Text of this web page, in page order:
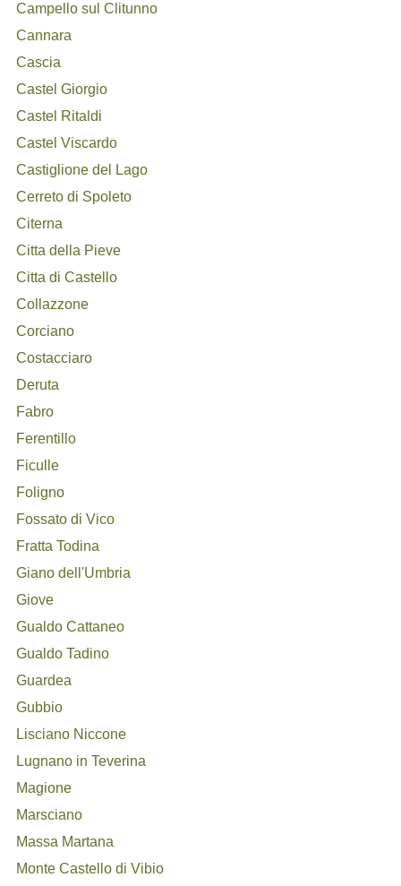
Campello sul Clitunno
Cannara
Cascia
Castel Giorgio
Castel Ritaldi
Castel Viscardo
Castiglione del Lago
Cerreto di Spoleto
Citerna
Citta della Pieve
Citta di Castello
Collazzone
Corciano
Costacciaro
Deruta
Fabro
Ferentillo
Ficulle
Foligno
Fossato di Vico
Fratta Todina
Giano dell'Umbria
Giove
Gualdo Cattaneo
Gualdo Tadino
Guardea
Gubbio
Lisciano Niccone
Lugnano in Teverina
Magione
Marsciano
Massa Martana
Monte Castello di Vibio